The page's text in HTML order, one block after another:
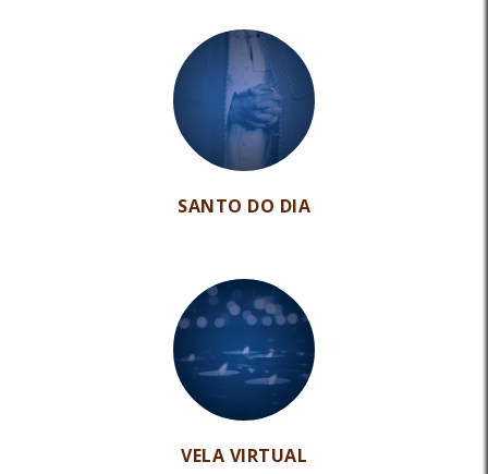
SANTO DO DIA
VELA VIRTUAL